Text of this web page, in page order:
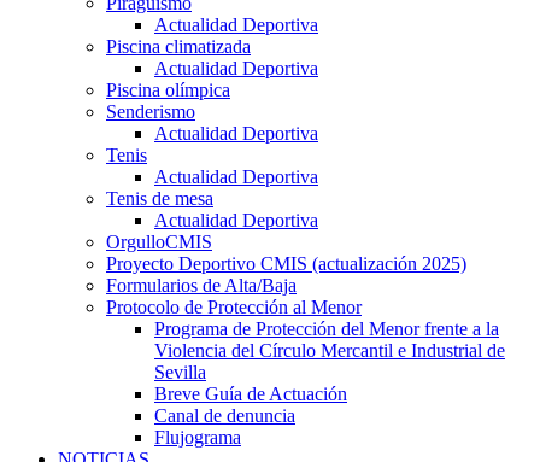
Actualidad Deportiva
Piscina climatizada
Actualidad Deportiva
Piscina olímpica
Senderismo
Actualidad Deportiva
Tenis
Actualidad Deportiva
Tenis de mesa
Actualidad Deportiva
OrgulloCMIS
Proyecto Deportivo CMIS (actualización 2025)
Formularios de Alta/Baja
Protocolo de Protección al Menor
Programa de Protección del Menor frente a la
Violencia del Círculo Mercantil e Industrial de
Sevilla
Breve Guía de Actuación
Canal de denuncia
Flujograma